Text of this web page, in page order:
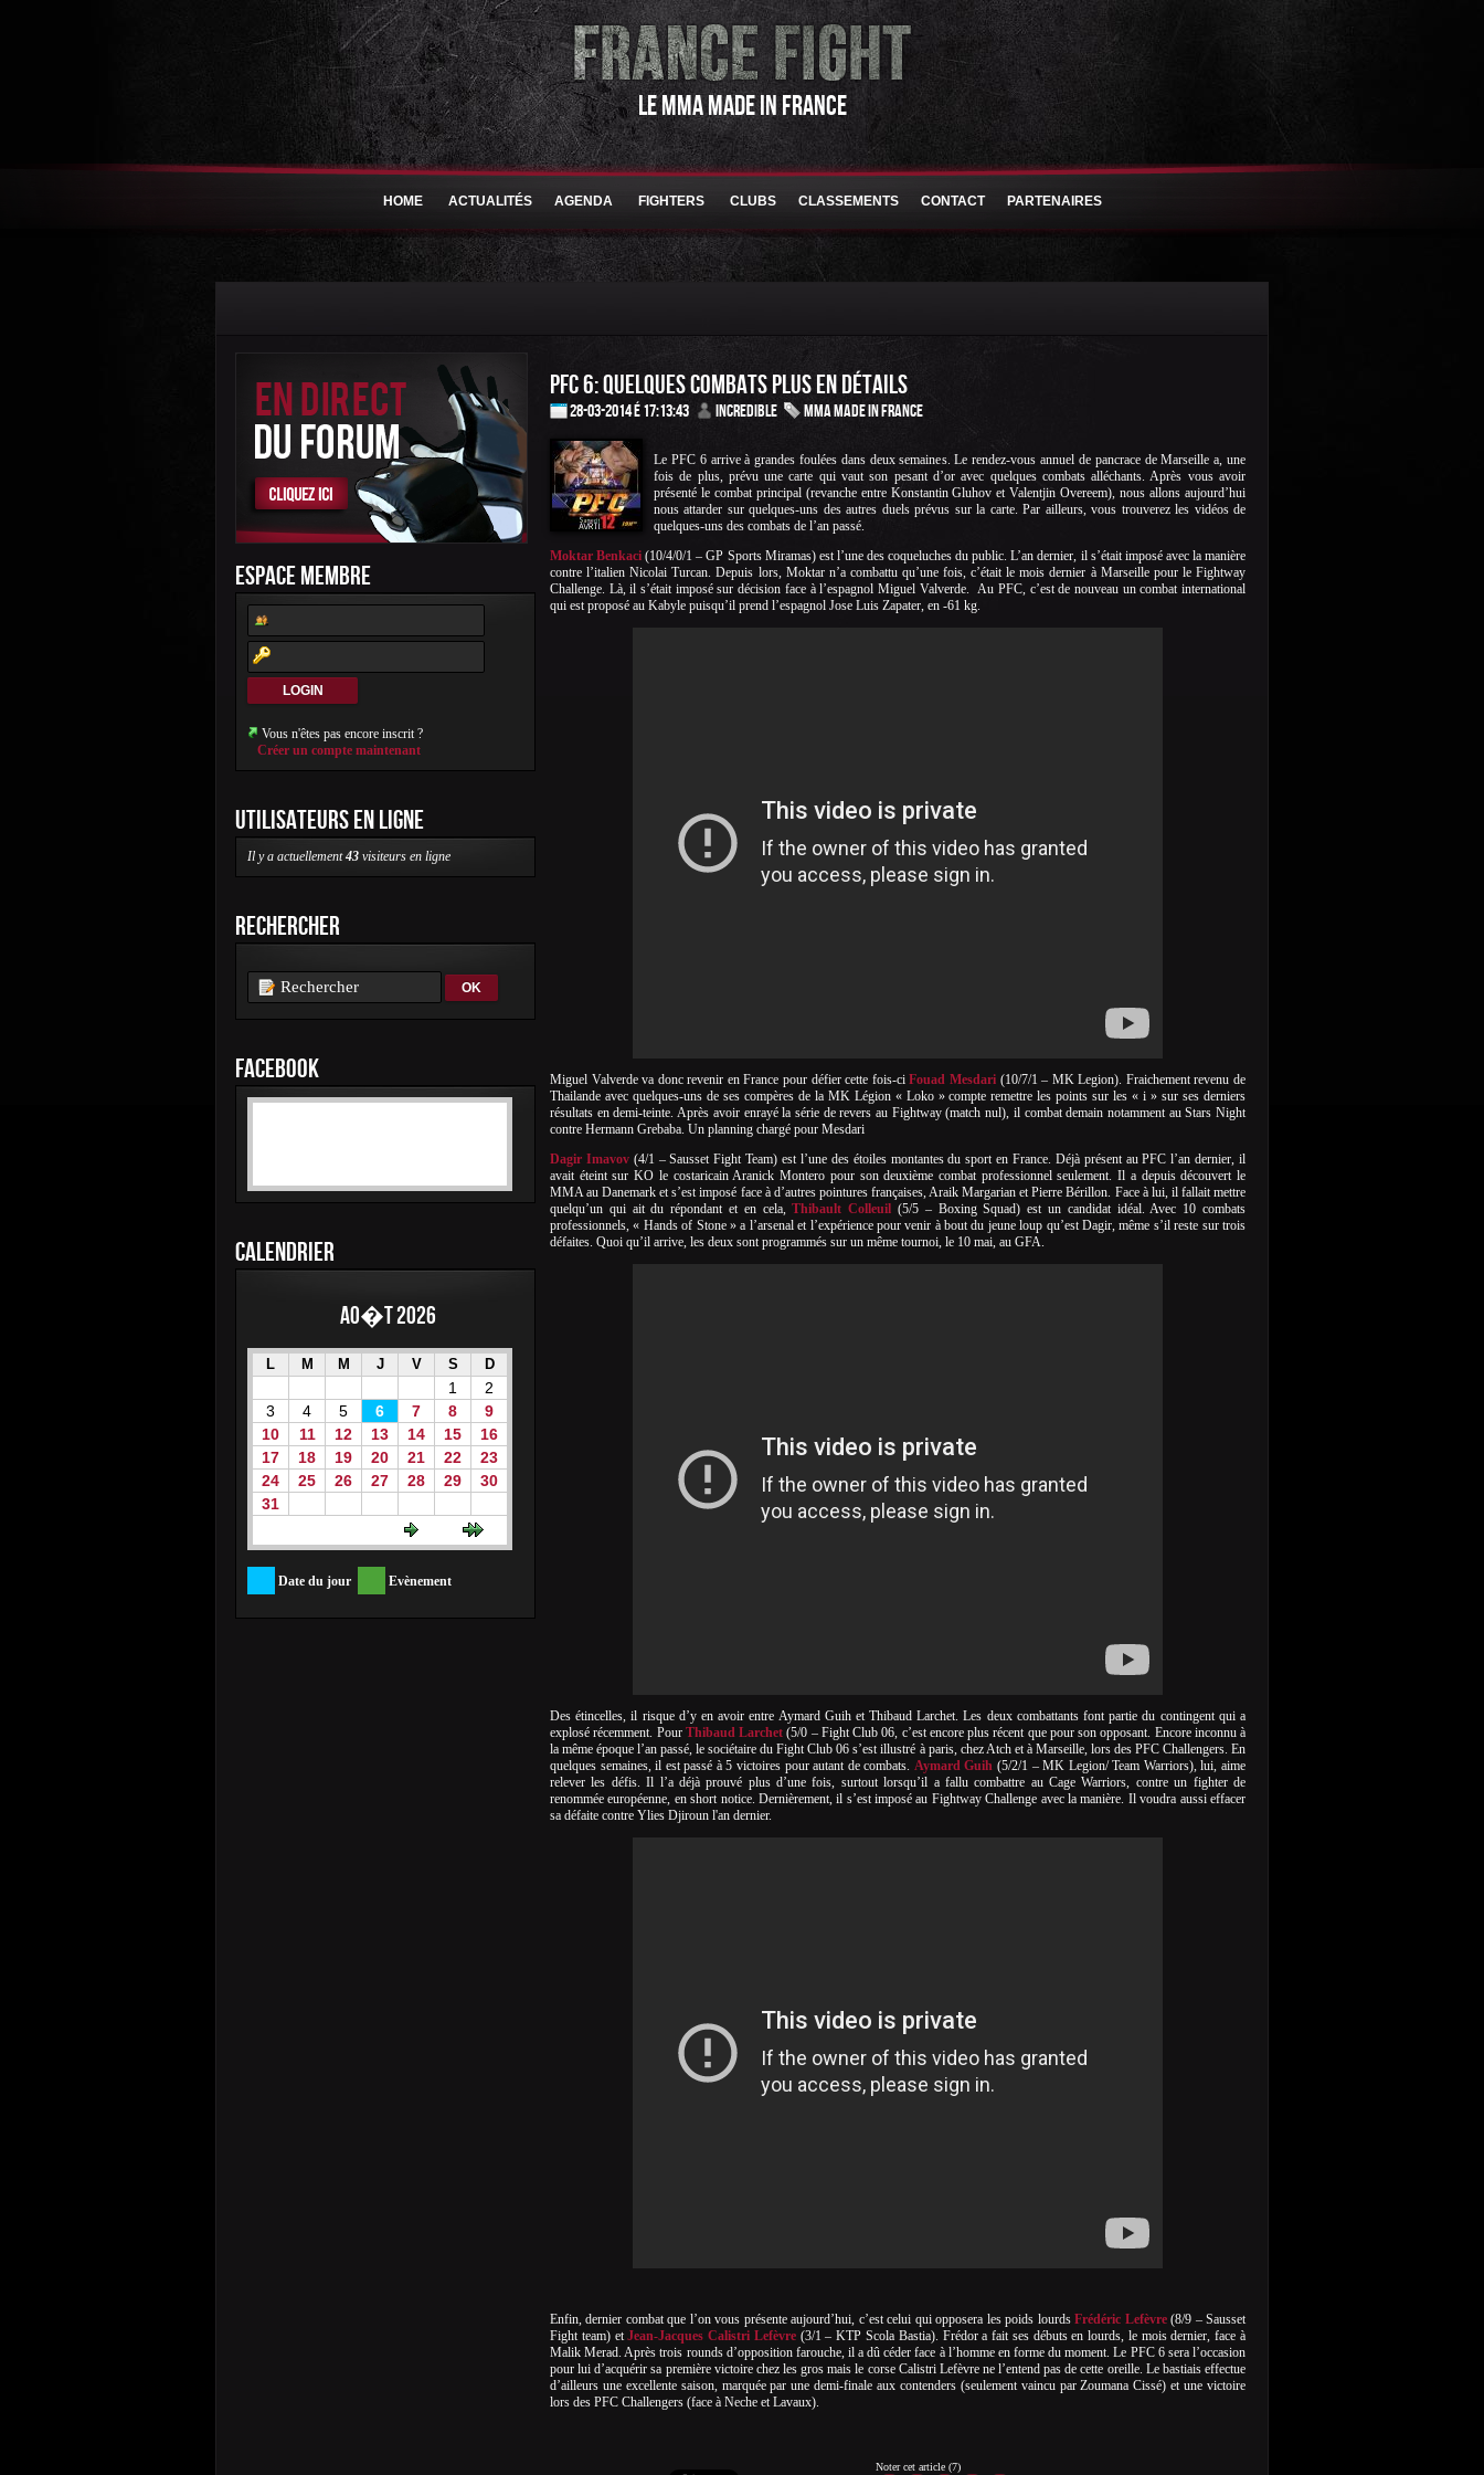
LE MMA MADE IN FRANCE
HOME ACTUALITÉS AGENDA FIGHTERS CLUBS CLASSEMENTS CONTACT PARTENAIRES
ESPACE MEMBRE
Vous n'êtes pas encore inscrit ?
Créer un compte maintenant
UTILISATEURS EN LIGNE
Il y a actuellement43 visiteurs en ligne
RECHERCHER
FACEBOOK
CALENDRIER
Ao�t 2026
L M M J V S D
1
2
3
4 5 6 7 8
9
10
11 12 13 14 15
16
17
18 19 20 21 22
23
24
25 26 27 28 29
30
31
Date du jour Evènement
PFC 6: QUELQUES COMBATS PLUS EN DÉTAILS
28-03-2014 é 17:13:43 Incredible MMA Made in France
Le PFC 6 arrive à grandes foulées dans deux semaines. Le rendez-vous annuel de pancrace de Marseille a, une
fois de plus, prévu une carte qui vaut son pesant d’or avec quelques combats alléchants. Après vous avoir
présenté le combat principal (revanche entre Konstantin Gluhov et Valentjin Overeem), nous allons aujourd’hui
nous attarder sur quelques-uns des autres duels prévus sur la carte. Par ailleurs, vous trouverez les vidéos de
quelques-uns des combats de l’an passé.
Moktar Benkaci (10/4/0/1 – GP Sports Miramas) est l’une des coqueluches du public. L’an dernier, il s’était imposé avec la manière
contre l’italien Nicolai Turcan. Depuis lors, Moktar n’a combattu qu’une fois, c’était le mois dernier à Marseille pour le Fightway
Challenge. Là, il s’était imposé sur décision face à l’espagnol Miguel Valverde. Au PFC, c’est de nouveau un combat international
qui est proposé au Kabyle puisqu’il prend l’espagnol Jose Luis Zapater, en -61 kg.
Miguel Valverde va donc revenir en France pour défier cette fois-ciFouad Mesdari(10/7/1 – MK Legion). Fraichement revenu de
Thailande avec quelques-uns de ses compères de la MK Légion « Loko » compte remettre les points sur les « i » sur ses derniers
résultats en demi-teinte. Après avoir enrayé la série de revers au Fightway (match nul), il combat demain notamment au Stars Night
contre Hermann Grebaba. Un planning chargé pour Mesdari
Dagir Imavov(4/1 – Sausset Fight Team) est l’une des étoiles montantes du sport en France. Déjà présent au PFC l’an dernier, il
avait éteint sur KO le costaricain Aranick Montero pour son deuxième combat professionnel seulement. Il a depuis découvert le
MMA au Danemark et s’est imposé face à d’autres pointures françaises, Araik Margarian et Pierre Bérillon. Face à lui, il fallait mettre
quelqu’un qui ait du répondant et en cela,Thibault Colleuil (5/5 – Boxing Squad) est un candidat idéal. Avec 10 combats
professionnels, « Hands of Stone » a l’arsenal et l’expérience pour venir à bout du jeune loup qu’est Dagir, même s’il reste sur trois
défaites. Quoi qu’il arrive, les deux sont programmés sur un même tournoi, le 10 mai, au GFA.
Des étincelles, il risque d’y en avoir entre Aymard Guih et Thibaud Larchet. Les deux combattants font partie du contingent qui a
explosé récemment. Pour Thibaud Larchet (5/0 – Fight Club 06, c’est encore plus récent que pour son opposant. Encore inconnu à
la même époque l’an passé, le sociétaire du Fight Club 06 s’est illustré à paris, chez Atch et à Marseille, lors des PFC Challengers. En
quelques semaines, il est passé à 5 victoires pour autant de combats. Aymard Guih (5/2/1 – MK Legion/ Team Warriors), lui, aime
relever les défis. Il l’a déjà prouvé plus d’une fois, surtout lorsqu’il a fallu combattre au Cage Warriors, contre un fighter de
renommée européenne, en short notice. Dernièrement, il s’est imposé au Fightway Challenge avec la manière. Il voudra aussi effacer
sa défaite contre Ylies Djiroun l'an dernier.
Enfin, dernier combat que l’on vous présente aujourd’hui, c’est celui qui opposera les poids lourdsFrédéric Lefèvre(8/9 – Sausset
Fight team) etJean-Jacques Calistri Lefèvre(3/1 – KTP Scola Bastia). Frédor a fait ses débuts en lourds, le mois dernier, face à
Malik Merad. Après trois rounds d’opposition farouche, il a dû céder face à l’homme en forme du moment. Le PFC 6 sera l’occasion
pour lui d’acquérir sa première victoire chez les gros mais le corse Calistri Lefèvre ne l’entend pas de cette oreille. Le bastiais effectue
d’ailleurs une excellente saison, marquée par une demi-finale aux contenders (seulement vaincu par Zoumana Cissé) et une victoire
lors des PFC Challengers (face à Neche et Lavaux).
Noter cet article (7)